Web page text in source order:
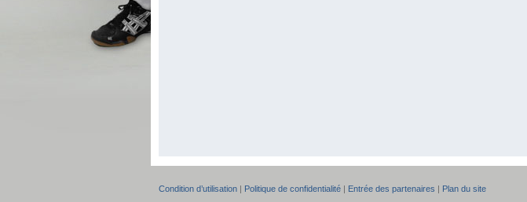
Condition d’utilisation | Politique de confidentialité | Entrée des partenaires | Plan du site